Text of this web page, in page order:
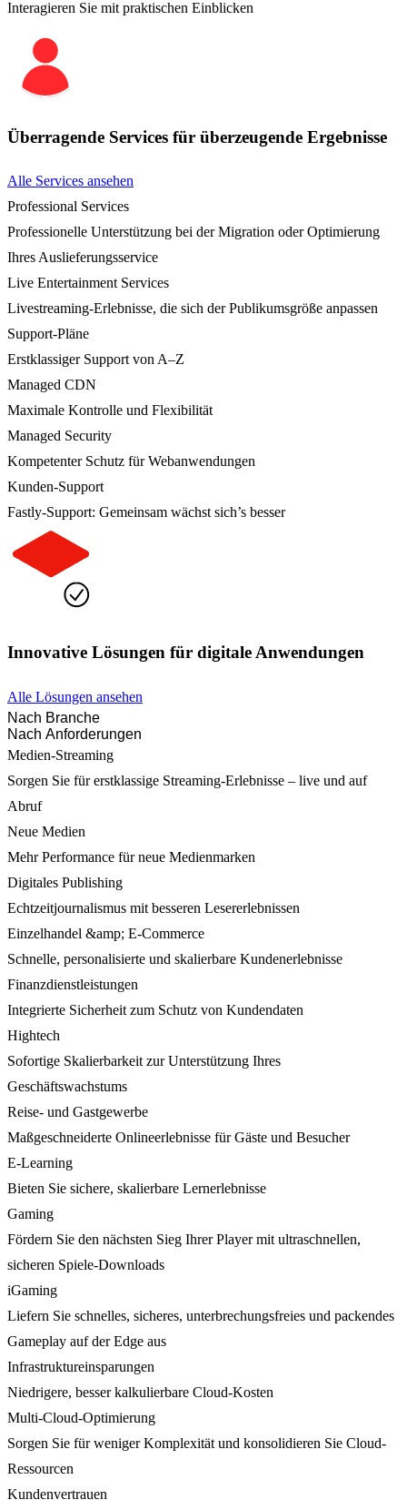
Interagieren Sie mit praktischen Einblicken
Überragende Services für überzeugende Ergebnisse
Alle Services ansehen
Professional Services
Professionelle Unterstützung bei der Migration oder Optimierung
Ihres Auslieferungsservice
Live Entertainment Services
Livestreaming-Erlebnisse, die sich der Publikumsgröße anpassen
Support-Pläne
Erstklassiger Support von A–Z
Managed CDN
Maximale Kontrolle und Flexibilität
Managed Security
Kompetenter Schutz für Webanwendungen
Kunden-Support
Fastly-Support: Gemeinsam wächst sich’s besser
Innovative Lösungen für digitale Anwendungen
Alle Lösungen ansehen
Nach Branche
Nach Anforderungen
Medien-Streaming
Sorgen Sie für erstklassige Streaming-Erlebnisse – live und auf
Abruf
Neue Medien
Mehr Performance für neue Medienmarken
Digitales Publishing
Echtzeitjournalismus mit besseren Lesererlebnissen
Einzelhandel &amp; E-Commerce
Schnelle, personalisierte und skalierbare Kundenerlebnisse
Finanzdienstleistungen
Integrierte Sicherheit zum Schutz von Kundendaten
Hightech
Sofortige Skalierbarkeit zur Unterstützung Ihres
Geschäftswachstums
Reise- und Gastgewerbe
Maßgeschneiderte Onlineerlebnisse für Gäste und Besucher
E-Learning
Bieten Sie sichere, skalierbare Lernerlebnisse
Gaming
Fördern Sie den nächsten Sieg Ihrer Player mit ultraschnellen,
sicheren Spiele-Downloads
iGaming
Liefern Sie schnelles, sicheres, unterbrechungsfreies und packendes
Gameplay auf der Edge aus
Infrastruktureinsparungen
Niedrigere, besser kalkulierbare Cloud-Kosten
Multi-Cloud-Optimierung
Sorgen Sie für weniger Komplexität und konsolidieren Sie Cloud-
Ressourcen
Kundenvertrauen